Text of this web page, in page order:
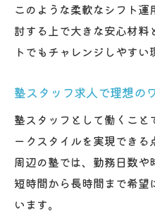
このような柔軟なシフト
討する上で大きな安心材
トでもチャレンジしやすい
塾スタッフ求人で理想の
塾スタッフとして働くこと
ークスタイルを実現でき
周辺の塾では、勤務日数や
短時間から長時間まで希望
います。